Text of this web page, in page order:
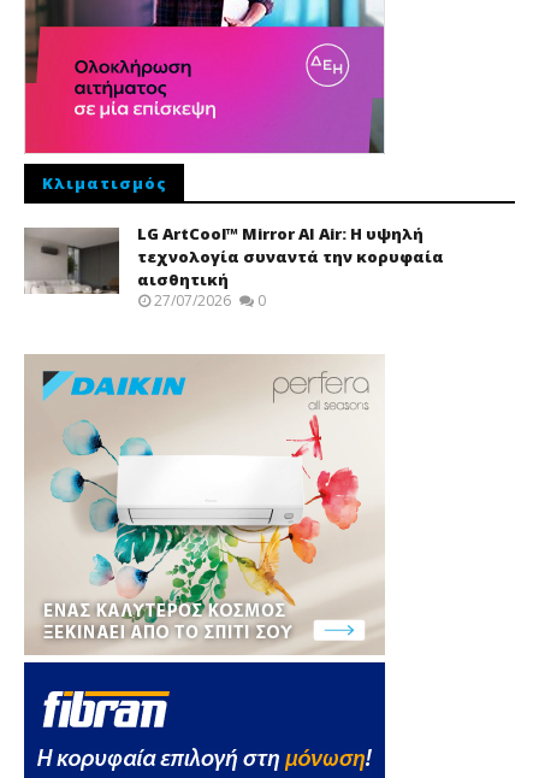
Κλιματισμός
LG ArtCool™ Mirror AI Air: Η υψηλή
τεχνολογία συναντά την κορυφαία
αισθητική
27/07/2026 0